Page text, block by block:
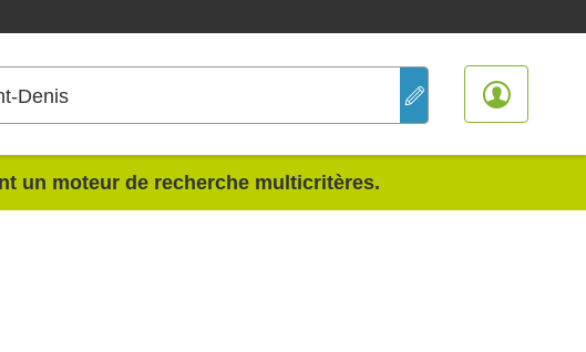
Denis
un moteur de recherche multicritères.